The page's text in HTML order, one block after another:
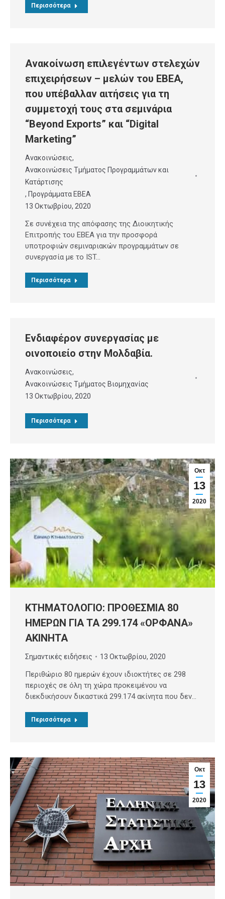
Περισσότερα
Ανακοίνωση επιλεγέντων στελεχών
επιχειρήσεων – μελών του ΕΒΕΑ,
που υπέβαλλαν αιτήσεις για τη
συμμετοχή τους στα σεμινάρια
“Beyond Exports” και “Digital
Marketing”
Ανακοινώσεις,
Ανακοινώσεις Τμήματος Προγραμμάτων και
Κατάρτισης
, Προγράμματα ΕΒΕΑ
13 Οκτωβρίου, 2020
Σε συνέχεια της απόφασης της Διοικητικής
Επιτροπής του ΕΒΕΑ για την προσφορά
υποτροφιών σεμιναριακών προγραμμάτων σε
συνεργασία με το IST…
Περισσότερα
Ενδιαφέρον συνεργασίας με
οινοποιείο στην Μολδαβία.
Ανακοινώσεις,
Ανακοινώσεις Τμήματος Βιομηχανίας
13 Οκτωβρίου, 2020
Περισσότερα
Οκτ
13
2020
ΚΤΗΜΑΤΟΛΟΓΙΟ: ΠΡΟΘΕΣΜΙΑ 80
ΗΜΕΡΩΝ ΓΙΑ ΤΑ 299.174 «ΟΡΦΑΝΑ»
ΑΚΙΝΗΤΑ
Σημαντικές ειδήσεις 13 Οκτωβρίου, 2020
Περιθώριο 80 ημερών έχουν ιδιοκτήτες σε 298
περιοχές σε όλη τη χώρα προκειμένου να
διεκδικήσουν δικαστικά 299.174 ακίνητα που δεν…
Περισσότερα
Οκτ
13
2020